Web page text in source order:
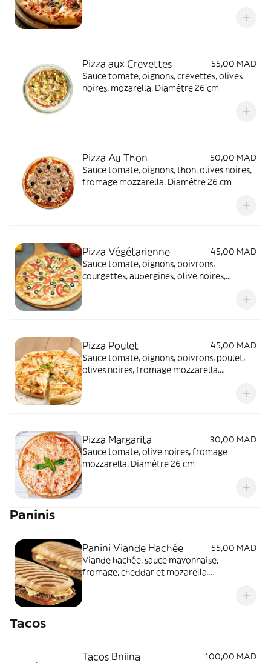
Pizza aux Crevettes
55,00 MAD
Sauce tomate, oignons, crevettes, olives
noires, mozarella. Diamètre 26 cm
Pizza Au Thon
50,00 MAD
Sauce tomate, oignons, thon, olives noires,
fromage mozzarella. Diamètre 26 cm
Pizza Végétarienne
45,00 MAD
Sauce tomate, oignons, poivrons,
courgettes, aubergines, olive noires,
Pizza Poulet
45,00 MAD
Sauce tomate, oignons, poivrons, poulet,
olives noires, fromage mozzarella.
Pizza Margarita
30,00 MAD
Sauce tomate, olive noires, fromage
mozzarella. Diamètre 26 cm
Paninis
Panini Viande Hachée
55,00 MAD
Viande hachée, sauce mayonnaise,
fromage, cheddar et mozarella.
Tacos
Tacos Bniina
100,00 MAD